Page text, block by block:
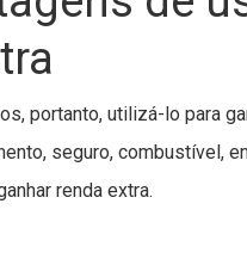
portanto, utilizá-lo para
seguro, combustível,
renda extra.